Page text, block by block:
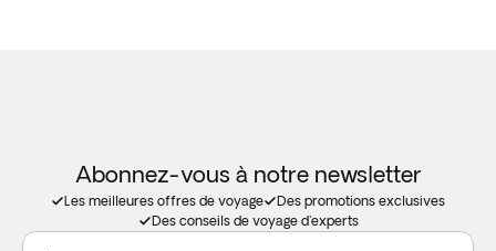
Abonnez-vous à notre newsletter
Les meilleures offres de voyage
Des promotions exclusives
Des conseils de voyage d'experts